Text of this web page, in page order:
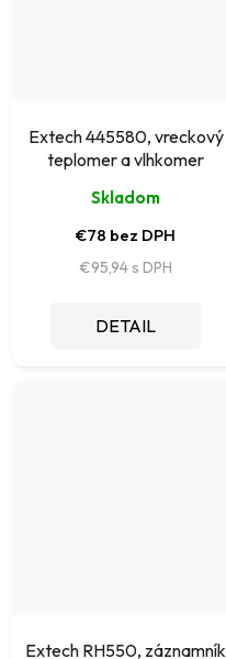
Extech 445580, vreckový
teplomer a vlhkomer
Skladom
€78 bez DPH
€95,94
DETAIL
Extech RH550, záznamník